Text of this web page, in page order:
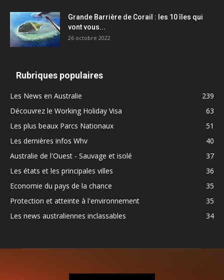
Grande Barrière de Corail : les 10 îles qui
vont vous...
26 octobre 2022
Rubriques populaires
Les News en Australie
239
Découvrez le Working Holiday Visa
63
Les plus beaux Parcs Nationaux
51
Les dernières infos Whv
40
Australie de l'Ouest - Sauvage et isolé
37
Les états et les principales villes
36
Economie du pays de la chance
35
Protection et atteinte à l'environnement
35
Les news australiennes inclassables
34